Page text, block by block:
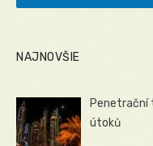
NAJNOVŠIE
Penetrační
útoků